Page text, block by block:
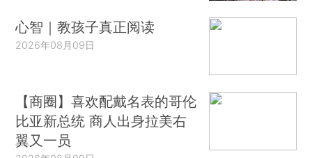
心智｜教孩子真正阅读
2026年08月09日
【商圈】喜欢配戴名表的哥伦
比亚新总统 商人出身拉美右
翼又一员